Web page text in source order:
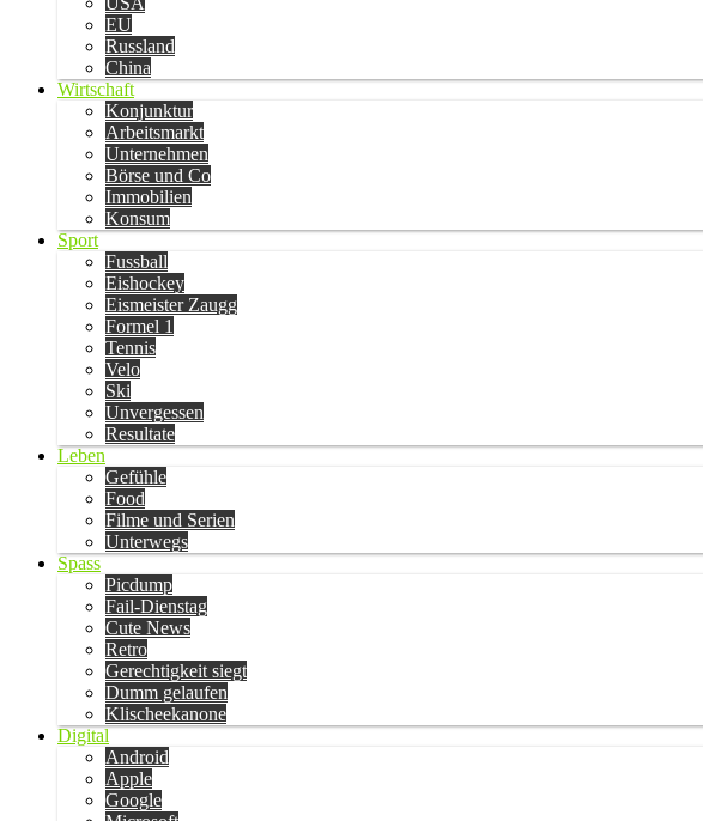
EU
Russland
China
Wirtschaft
Konjunktur
Arbeitsmarkt
Unternehmen
Börse und Co
Immobilien
Konsum
Sport
Fussball
Eishockey
Eismeister Zaugg
Formel 1
Tennis
Velo
Ski
Unvergessen
Resultate
Leben
Gefühle
Food
Filme und Serien
Unterwegs
Spass
Picdump
Fail-Dienstag
Cute News
Retro
Gerechtigkeit siegt
Dumm gelaufen
Klischeekanone
Digital
Android
Apple
Google